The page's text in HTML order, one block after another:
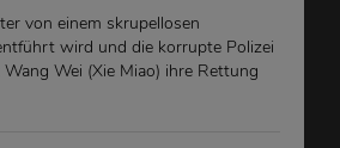
von einem skrupellosen
wird und die korrupte Polizei
Wei (Xie Miao) ihre Rettung